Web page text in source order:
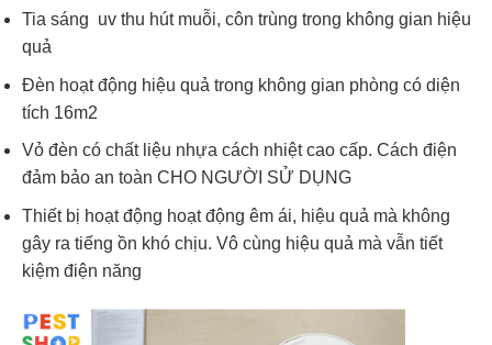
Tia sáng uv thu hút muỗi, côn trùng trong không gian hiệu
quả
Đèn hoạt động hiệu quả trong không gian phòng có diện
tích 16m2
Vỏ đèn có chất liệu nhựa cách nhiệt cao cấp. Cách điện
đảm bảo an toàn CHO NGƯỜI SỬ DỤNG
Thiết bị hoạt động hoạt động êm ái, hiệu quả mà không
gây ra tiếng ồn khó chịu. Vô cùng hiệu quả mà vẫn tiết
kiệm điện năng